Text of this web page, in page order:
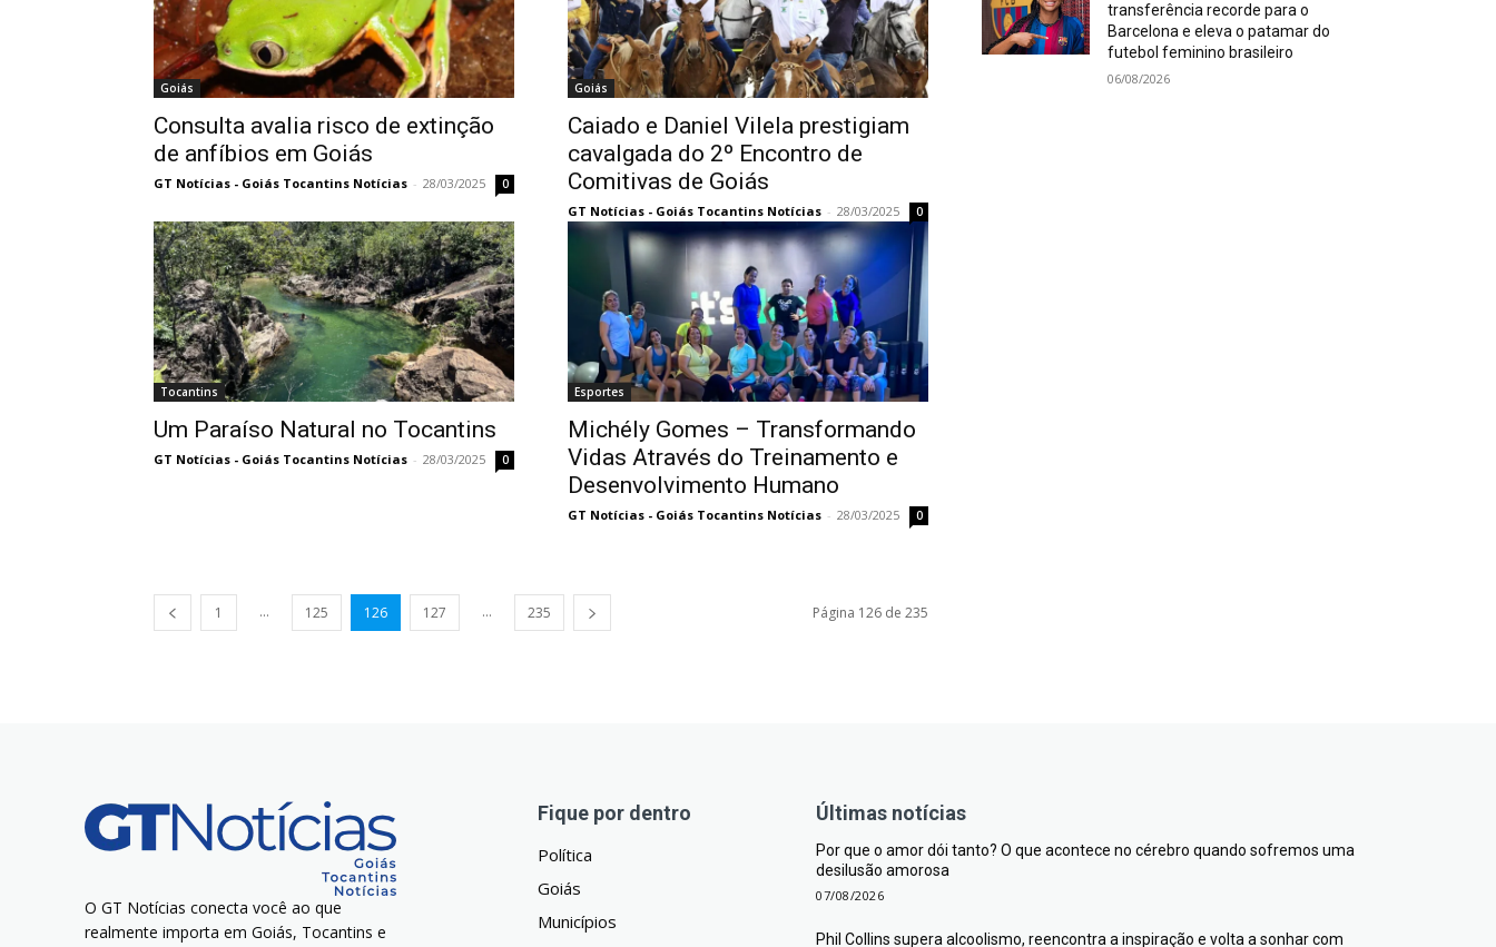
Goiás
Consulta avalia risco de extinção
de anfíbios em Goiás
GT Notícias - Goiás Tocantins Notícias - 28/03/2025 0
Goiás
Caiado e Daniel Vilela prestigiam
cavalgada do 2º Encontro de
Comitivas de Goiás
GT Notícias - Goiás Tocantins Notícias - 28/03/2025 0
Tocantins
Um Paraíso Natural no Tocantins
GT Notícias - Goiás Tocantins Notícias - 28/03/2025 0
Esportes
Michély Gomes – Transformando
Vidas Através do Treinamento e
Desenvolvimento Humano
GT Notícias - Goiás Tocantins Notícias - 28/03/2025 0
1 ... 125 126 127 ... 235 Página 126 de 235
transferência recorde para o
Barcelona e eleva o patamar do
futebol feminino brasileiro
06/08/2026
O GT Notícias conecta você ao que
realmente importa em Goiás, Tocantins e
Fique por dentro
Política
Goiás
Municípios
Últimas notícias
Por que o amor dói tanto? O que acontece no cérebro quando sofremos uma
desilusão amorosa
07/08/2026
Phil Collins supera alcoolismo, reencontra a inspiração e volta a sonhar com